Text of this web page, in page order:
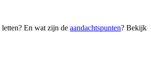
En wat zijn de aandachtspunten? Bekijk